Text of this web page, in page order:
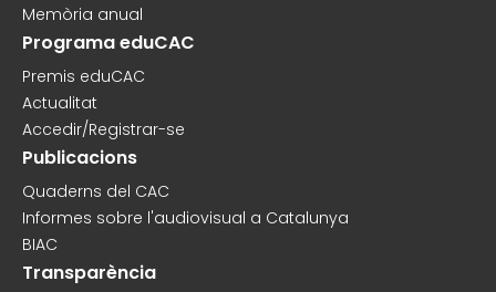
Memòria anual
Programa eduCAC
Premis eduCAC
Actualitat
Accedir/Registrar-se
Publicacions
Quaderns del CAC
Informes sobre l'audiovisual a Catalunya
BIAC
Transparència